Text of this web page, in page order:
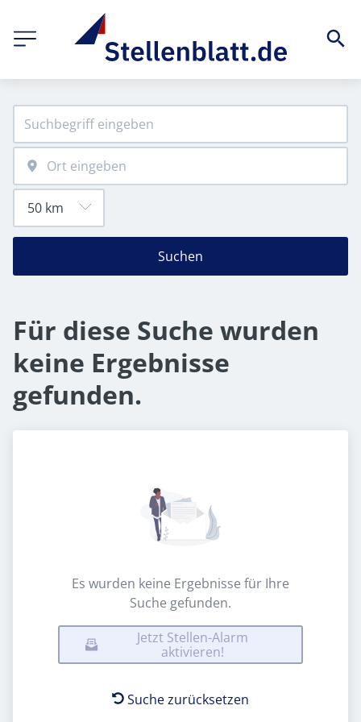
Suchen
Für diese Suche wurden
keine Ergebnisse
gefunden.
Es wurden keine Ergebnisse für Ihre
Suche gefunden.
Jetzt Stellen-Alarm
aktivieren!
Suche zurücksetzen